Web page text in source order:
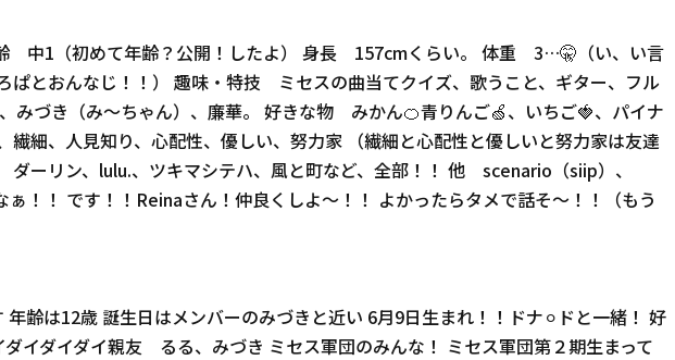
中1（初めて年齢？公開！したよ） 身長 157cmくらい。 体重 3…🤫（い、い言
とおんなじ！！） 趣味・特技 ミセスの曲当てクイズ、歌うこと、ギター、フル
づき（み〜ちゃん）、廉華。 好きな物 みかん🍊青りんご🍏、いちご🍓、パイナ
、人見知り、心配性、優しい、努力家 （繊細と心配性と優しいと努力家は友達
ーリン、lulu.、ツキマシテハ、風と町など、全部！！ 他 scenario（siip）、
！ です！！Reinaさん！仲良くしよ〜！！ よかったらタメで話そ〜！！（もう
齢は12歳 誕生日はメンバーのみづきと近い 6月9日生まれ！！ドナ⚪︎ドと一緒！ 好
イダイダイ親友 るる、みづき ミセス軍団のみんな！ ミセス軍団第２期生まって